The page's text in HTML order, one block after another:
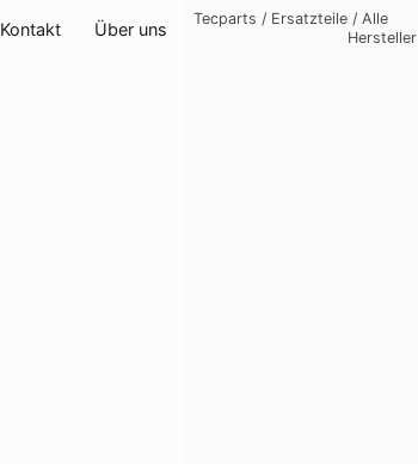
Kontakt Über uns
Tecparts / Ersatzteile / Alle
Hersteller